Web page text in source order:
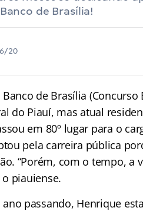
de Brasília!
20
de Brasília
do Piauí, mas atual
em 80º lugar para o
pela carreira pública
“Porém, com o tempo,
piauiense.
passando, Henrique